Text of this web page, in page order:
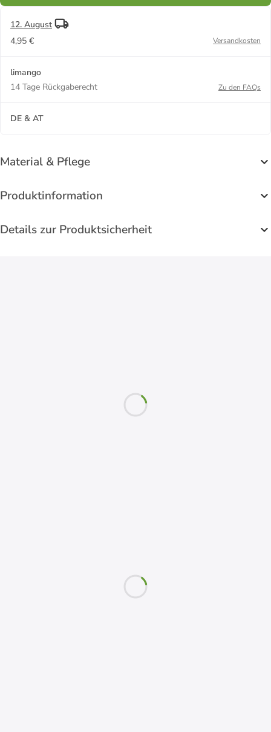
12. August
4,95 €
Versandkosten
limango
14 Tage Rückgaberecht
Zu den FAQs
DE & AT
Material & Pflege
Produktinformation
Details zur Produktsicherheit